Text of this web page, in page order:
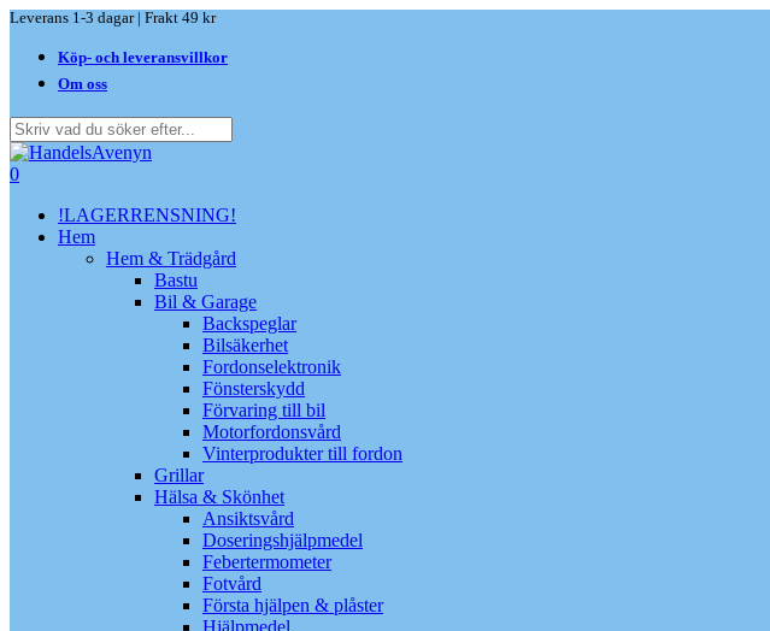
Skip
main
content
Leverans 1-3 dagar | Frakt 49 kr
Köp- och leveransvillkor
Om oss
Close
Search
search
0
!LAGERRENSNING!
Hem
Hem & Trädgård
Bastu
Bil & Garage
Backspeglar
Bilsäkerhet
Fordonselektronik
Fönsterskydd
Förvaring till bil
Motorfordonsvård
Vinterprodukter till fordon
Grillar
Hälsa & Skönhet
Ansiktsvård
Doseringshjälpmedel
Febertermometer
Fotvård
Första hjälpen & plåster
Hjälpmedel